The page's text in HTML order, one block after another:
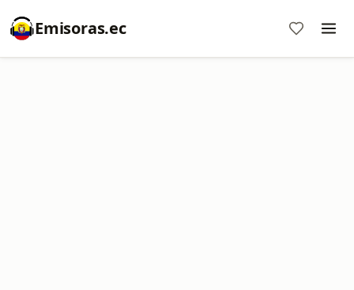
Emisoras.ec